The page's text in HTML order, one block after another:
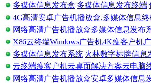
多媒体信息发布盒|多媒体信息发布终
4G高清安卓广告机播放盒,多媒体信息
网络高清广告机播放盒多媒体信息发布
X86云终端Windows广告机4K瘦客户机
多媒体信息发布系统|火林数字标牌信息
云终端瘦客户机云桌面解决方案云电脑
网络高清广告机播放盒安卓多媒体信息